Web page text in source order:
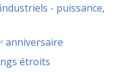
- puissance,
anniversaire
étroits